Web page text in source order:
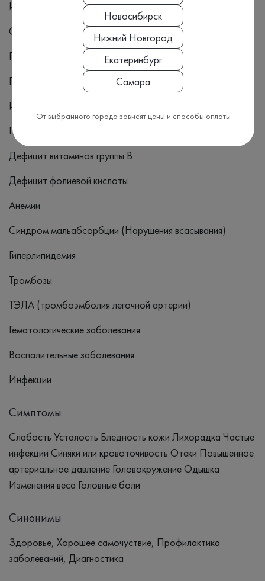
Инсулинорезистентность
Сахарный диабет
Гепатит, цирроз печени
Гипогонадизм
Инфаркт миокарда
Повреждение мышц
Дефицит витаминов группы B
Дефицит фолиевой кислоты
Анемии
Синдром мальабсорбции (Нарушения всасывания)
Гиперлипидемия
Тромбозы
ТЭЛА (тромбоэмболия легочной артерии)
Гематологические заболевания
Воспалительные заболевания
Инфекции
Симптомы
Слабость Усталость Бледность кожи Лихорадка Частые
инфекции Синяки или кровоточивость Отеки Повышенное
артериальное давление Головокружение Одышка
Изменения веса Головные боли
Синонимы
Здоровье, Хорошее самочуствие, Профилактика
заболеваний, Диагностика
Новосибирск
Нижний Новгород
Екатеринбург
Самара
От выбранного города зависят цены и способы оплаты